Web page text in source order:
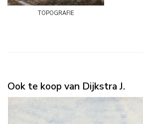
topografie
Ook te koop van Dijkstra J.